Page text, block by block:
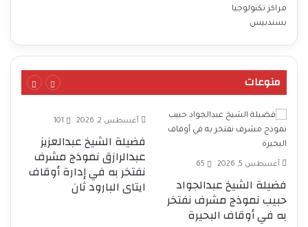
منوعات
أغسطس 5, 2026 65
فضيلة الشيخ عبدالجواد
حبيب نموذج مشرف نفتخر
به في أوقاف البحيرة
أغسطس 2, 2026 101
فضيلة الشيخ عبدالعزيز
عبدالرازق نموذج مشرف
نفتخر به في إدارة أوقاف
ايتاى البارود ثان